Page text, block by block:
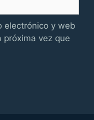
electrónico y web
próxima vez que